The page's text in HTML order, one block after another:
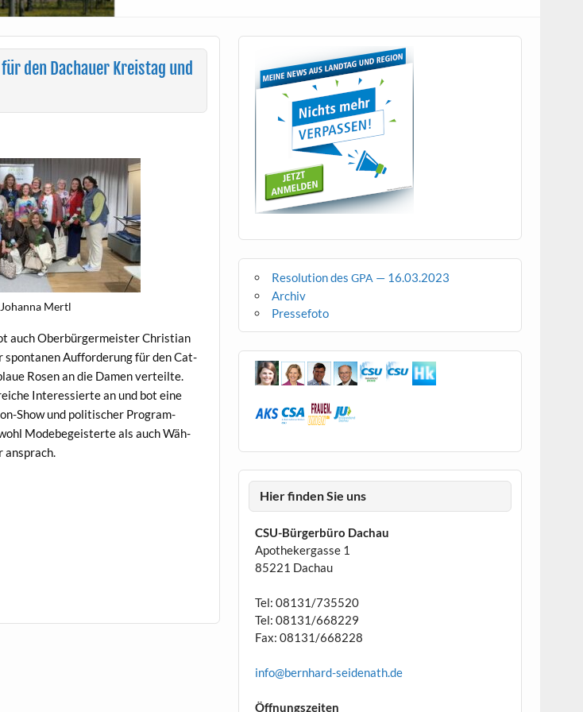
den Dachauer Kreistag und
Mertl
auch Ober­bürg­er­meis­ter Chris­t­ian
spon­ta­nen Auf­forderung für den Cat­
Rosen an die Damen verteilte.
Inter­essierte an und bot eine
Show und poli­tis­ch­er Pro­gram­
Mode­begeis­terte als auch Wäh­
ansprach.
Resolution desGPA — 16.03.2023
Archiv
Pressefoto
Hier finden Sie uns
CSU-Bürgerbüro Dachau
Apothekergasse 1
85221 Dachau
Tel: 08131/735520
Tel: 08131/668229
Fax: 08131/668228
info@bernhard-seidenath.de
Öffnungszeiten